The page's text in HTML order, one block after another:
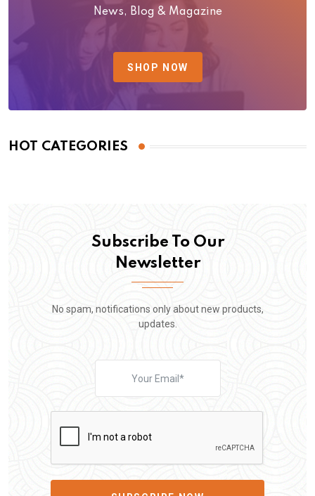
News, Blog & Magazine
SHOP NOW
HOT CATEGORIES
Subscribe To Our
Newsletter
No spam, notifications only about new products,
updates.